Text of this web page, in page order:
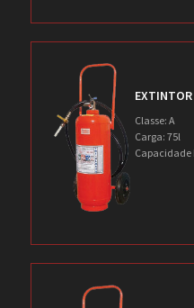
Classe: A
Carga: 75l
Capacidade